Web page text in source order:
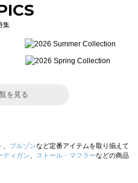
集
を見る
ブルゾンなど定番アイテムを取り揃えて
ディガン ストール・マフラーなどの商品